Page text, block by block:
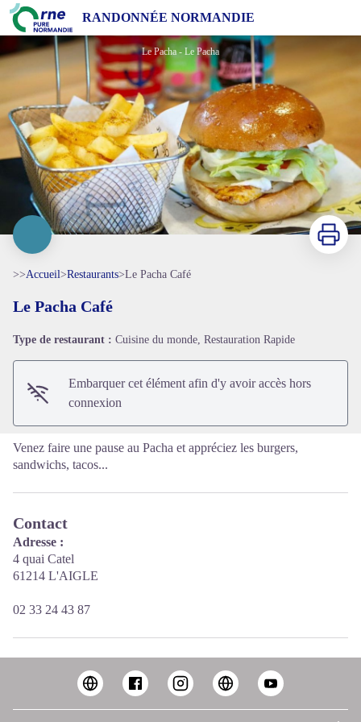
RANDONNÉE NORMANDIE
Le Pacha Café
Le Pacha - Le Pacha
Voir l'image en plein écran
Imprimer
>>Accueil>Restaurants>Le Pacha Café
Le Pacha Café
Type de restaurant : Cuisine du monde, Restauration Rapide
Embarquer cet élément afin d'y avoir accès hors
connexion
Venez faire une pause au Pacha et appréciez les burgers,
sandwichs, tacos...
Contact
Adresse :
4 quai Catel
61214 L'AIGLE
02 33 24 43 87